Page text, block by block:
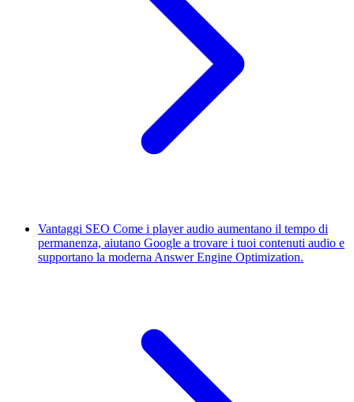
Vantaggi SEO Come i player audio aumentano il tempo di
permanenza, aiutano Google a trovare i tuoi contenuti audio e
supportano la moderna Answer Engine Optimization.